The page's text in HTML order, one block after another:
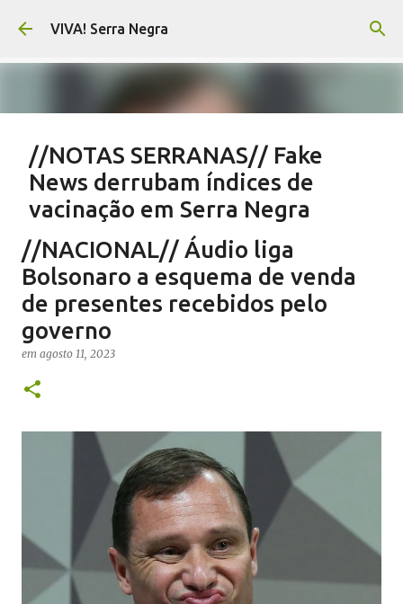
Pular para o conteúdo principal
VIVA! Serra Negra
//NOTAS SERRANAS// Fake
News derrubam índices de
vacinação em Serra Negra
CARLOS MOTTA
SALETE SILVA SAÚDE SERRA NEGRA VACINAÇÃO SERRA NEGRA
0
//NACIONAL// Áudio liga
Bolsonaro a esquema de venda
de presentes recebidos pelo
governo
em agosto 11, 2023